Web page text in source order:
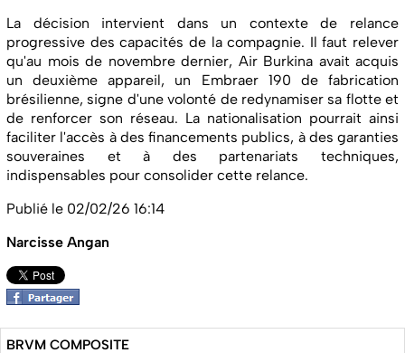
La décision intervient dans un contexte de relance
progressive des capacités de la compagnie. Il faut relever
qu'au mois de novembre dernier, Air Burkina avait acquis
un deuxième appareil, un Embraer 190 de fabrication
brésilienne, signe d'une volonté de redynamiser sa flotte et
de renforcer son réseau. La nationalisation pourrait ainsi
faciliter l'accès à des financements publics, à des garanties
souveraines et à des partenariats techniques,
indispensables pour consolider cette relance.
Publié le 02/02/26 16:14
Narcisse Angan
BRVM COMPOSITE